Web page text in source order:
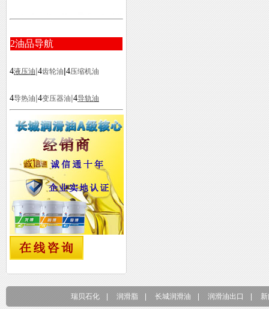
2油品导航
4液压油|4齿轮油|4压缩机油
4导热油|4变压器油|4导轨油
瑞贝石化 润滑脂 长城润滑油 润滑油出口